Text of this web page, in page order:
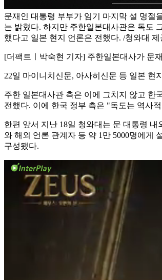
문재인 대통령 부부가 임기 마지막 설 명절
는 밝혔다. 하지만 주한일본대사관은 독도
했다고 일본 현지 언론은 전했다. /청와대 제
[더팩트ㅣ박숙현 기자] 주한일본대사가 문
22일 마이니치신문, 아사히신문 등 일본 현
주한 일본대사관 측은 이에 그치지 않고 한
전했다. 이에 한국 정부 측은 "독도는 역사
한편 앞서 지난 18일 청와대는 문 대통령
와 해외 언론 관계자 등 약 1만 5000명에게
구성됐다.